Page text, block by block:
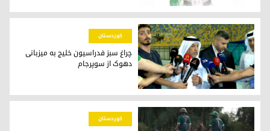
یلدا محمد، تکواندوکار کورد
چراغ سبز فدراسیون خلیج به میزبانی دهوک از سوپرجام
کوردستان
چراغ سبز فدراسیون خلیج به میزبانی
دهوک از سوپرجام
کوردستان